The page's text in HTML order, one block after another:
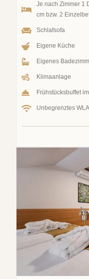
Je nach Zimmer 1
cm bzw. 2
Schlafsofa
Eigene Küche
Eigenes
Klimaanlage
Frühstücksbuffet
Unbegrenztes